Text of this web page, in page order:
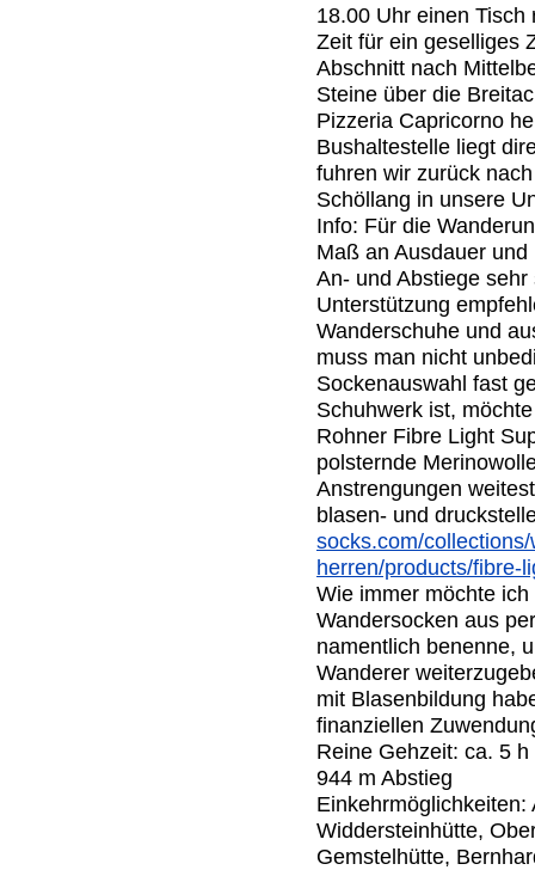
18.00 Uhr einen
Zeit für ein geselliges
Abschnitt nach
Steine über die
Pizzeria Capricorno
Bushaltestelle liegt
fuhren wir zurück
Schöllang in unsere
Info: Für die
Maß an Ausdauer
An- und Abstiege
Unterstützung
Wanderschuhe und
muss man nicht
Sockenauswahl fast
Schuhwerk ist,
Rohner Fibre Light
polsternde
Anstrengungen
blasen- und
socks.com/
herren/products/fibre-
Wie immer möchte
Wandersocken aus
namentlich benenne,
Wanderer
mit Blasenbildung
finanziellen
Reine Gehzeit: ca. 5
944 m Abstieg
Widdersteinhütte,
Gemstelhütte,